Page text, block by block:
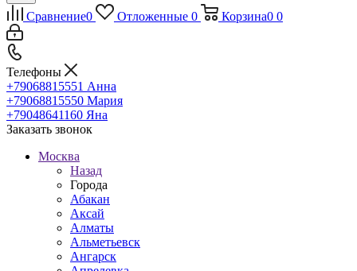
Сравнение0 Отложенные 0 Корзина0 0
Телефоны
+79068815551 Анна
+79068815550 Мария
+79048641160 Яна
Заказать звонок
Москва
Назад
Города
Абакан
Аксай
Алматы
Альметьевск
Ангарск